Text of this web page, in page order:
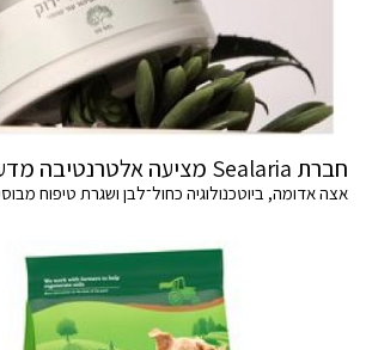
חברת Sealaria מציעה אלטרנטיבה מדעית לשוק הטיפוח
אצה אדומה, ביוטכנולוגיה כחול־לבן ושגרת טיפוח